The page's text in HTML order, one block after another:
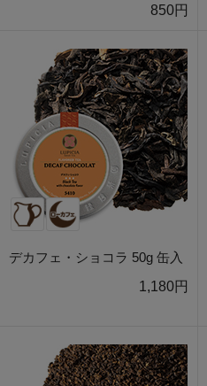
850円
デカフェ・ショコラ 50g 缶入
1,180円